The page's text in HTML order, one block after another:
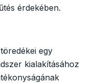
érdekében.
egy
kialakításához